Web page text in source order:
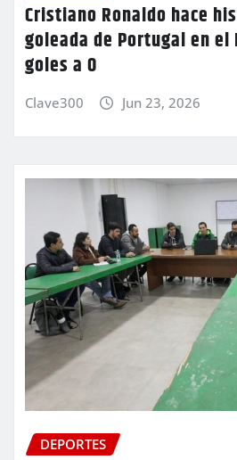
Cristiano Ronaldo hace
goleada de Portugal en el
goles a 0
Clave300 Jun 23, 2026
DEPORTES